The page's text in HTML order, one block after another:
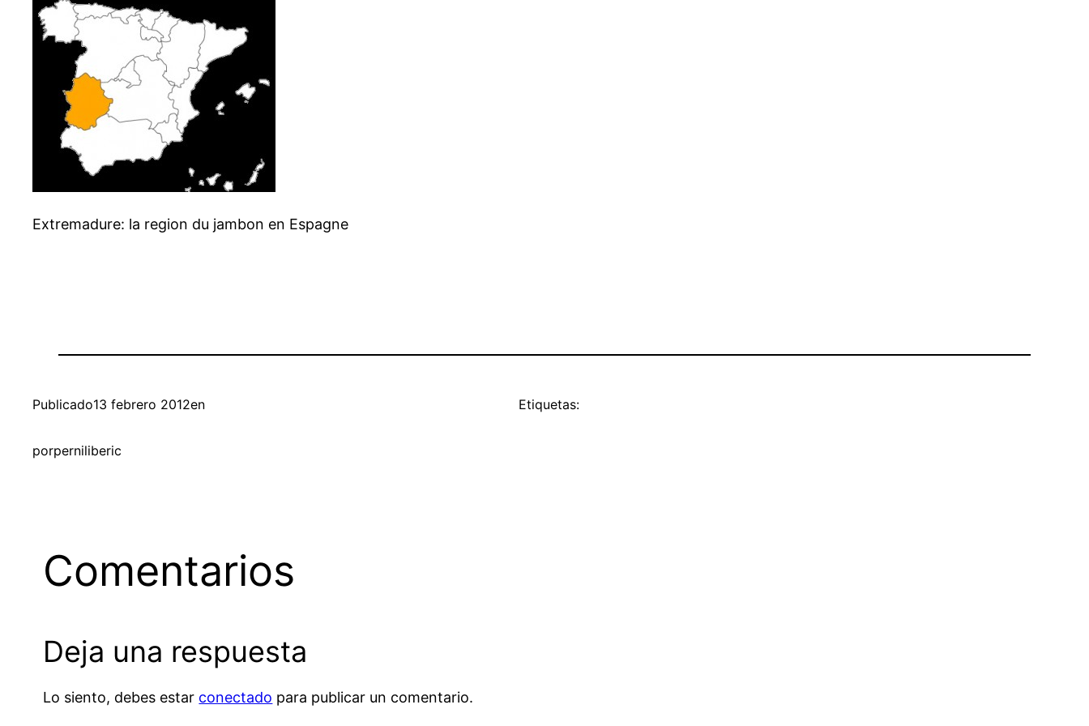
Extremadure: la region du jambon en Espagne
Publicado13 febrero 2012en
porperniliberic
Etiquetas:
Comentarios
Deja una respuesta
Lo siento, debes estar conectado para publicar un comentario.